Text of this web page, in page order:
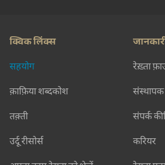
क्विक लिंक्स
सहयोग
क़ाफ़िया शब्दकोश
तक़्ती
उर्दू रीसोर्स
रेख़्ता
संस्थापक
संपर्क
करियर